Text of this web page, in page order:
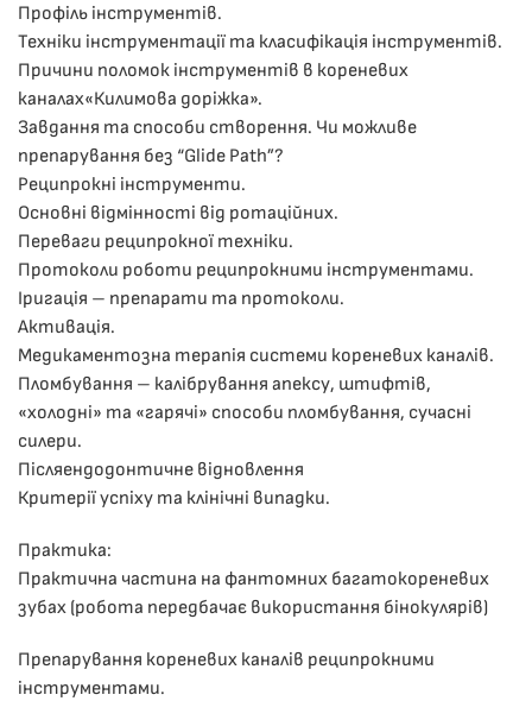
Профіль інструментів.
Техніки інструментації та класифікація інструментів.
Причини поломок інструментів в кореневих
каналах«Килимова доріжка».
Завдання та способи створення. Чи можливе
препарування без “Glide Path”?
Реципрокні інструменти.
Основні відмінності від ротаційних.
Переваги реципрокної техніки.
Протоколи роботи реципрокними інструментами.
Іригація – препарати та протоколи.
Активація.
Медикаментозна терапія системи кореневих каналів.
Пломбування – калібрування апексу, штифтів,
«холодні» та «гарячі» способи пломбування, сучасні
силери.
Післяендодонтичне відновлення
Критерії успіху та клінічні випадки.
Практика:
Практична частина на фантомних багатокореневих
зубах (робота передбачає використання бінокулярів)
Препарування кореневих каналів реципрокними
інструментами.